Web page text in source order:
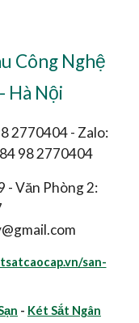
Công Nghệ
Hà Nội
2770404 - Zalo:
98 2770404
- Văn Phòng 2:
san-
- Két Sắt Ngân